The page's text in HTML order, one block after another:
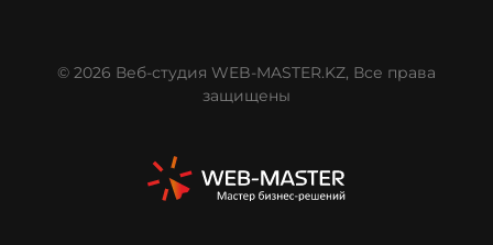
© 2026 Веб-студия WEB-MASTER.KZ, Все права
защищены